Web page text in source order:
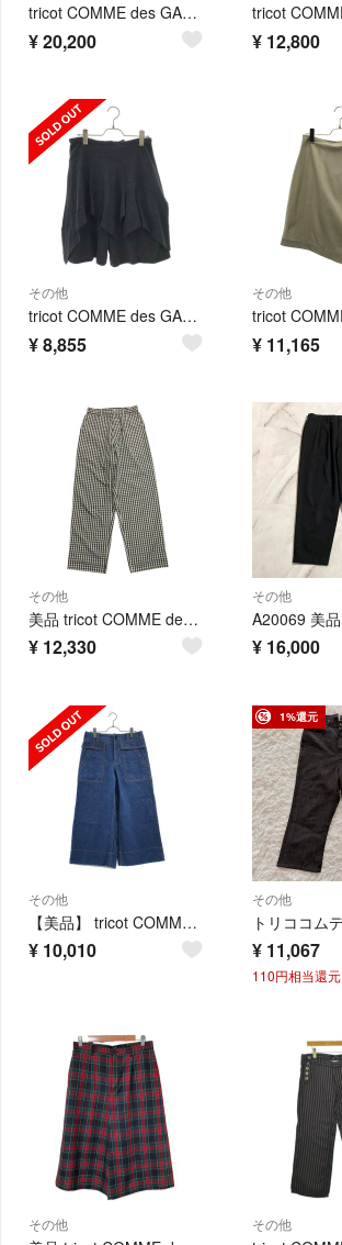
tricot COMME des GARCONS パンツ（その他） S 黒 【古着】【中古】【送料無料】
¥20,200 ¥ 12,800
その他
tricot COMME des GARCONS / トリココムデギャルソン | 2007AW | ウール ラップスカート ショートパンツ | M | ダークグレー | レディース
¥8,855
その他
¥ 11,165
その他
美品 tricot COMME des GARCONS トリココムデギャルソン 99ss チェック パンツ 90's 渡辺淳弥期 ヴィンテージ ホワイト ブラック レディース 古着 中古 USED
¥ 12,330
その他
¥ 16,000
その他
【美品】 tricot COMME des GARCONS / トリココムデギャルソン | 2018SS | 製品洗い加工 ワイドパンツ | S | ブルー系 | レディース
¥ 10,010
1%還元
その他
¥ 11,067
110円相当還元
その他 その他